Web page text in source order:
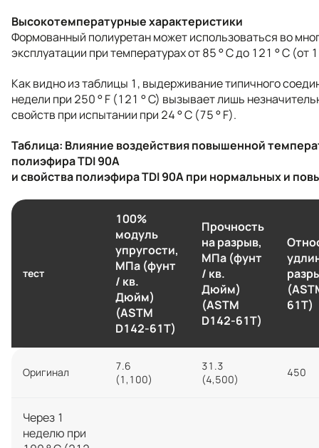
Высокотемпературные характеристики
Формованный полиуретан может использоваться во
эксплуатации при температурах от 85 ° C до 121 ° C (от
Как видно из таблицы 1, выдерживание типичного
недели при 250 ° F (121 ° C) вызывает лишь
свойств при испытании при 24 ° C (75 ° F).
Таблица: Влияние воздействия повышенной
полиэфира TDI 90A
и свойства полиэфира TDI 90A при нормальных и
тест
100%
модуль
упругости,
МПа (фунт
/ кв.
Дюйм)
(ASTM
D142-61T)
Прочность
на разрыв,
МПа (фунт
/ кв.
Дюйм)
(ASTM
D142-61T)
61T)
Оригинал
7.6
(1,100)
31.3
(4,500)
450
Через 1
неделю при